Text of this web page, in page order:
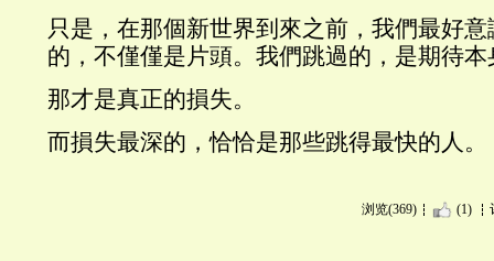
只是，在那個新世界到來之前，我們最好
的，不僅僅是片頭。我們跳過的，是期待
那才是真正的損失。
而損失最深的，恰恰是那些跳得最快的人。
浏览(369) (1)